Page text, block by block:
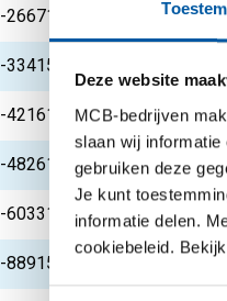
Deze website
MCB-bedrijven
slaan wij
gebruiken deze
Je kunt
informatie delen.
cookiebeleid. Bekijk
Rvs
Rvs
4826150 Rvs
Rvs
Rvs